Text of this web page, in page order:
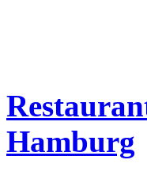
Hamburg